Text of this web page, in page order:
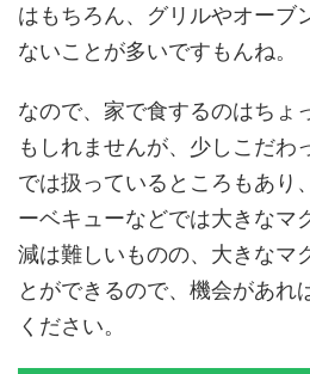
はもちろん、グリルやオーブ
ないことが多いですもんね。
なので、家で食するのはちょ
もしれませんが、少しこだわ
では扱っているところもあり
ーベキューなどでは大きなマ
減は難しいものの、大きなマ
とができるので、機会があれ
ください。